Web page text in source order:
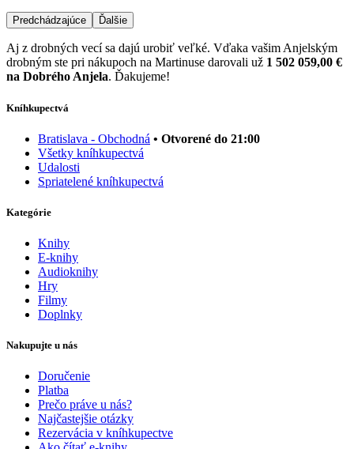
Predchádzajúce Ďalšie
Aj z drobných vecí sa dajú urobiť veľké. Vďaka vašim Anjelským
drobným ste pri nákupoch na Martinuse darovali už 1 502 059,00 €
na Dobrého Anjela. Ďakujeme!
Kníhkupectvá
Bratislava - Obchodná • Otvorené do 21:00
Všetky kníhkupectvá
Udalosti
Spriatelené kníhkupectvá
Kategórie
Knihy
E-knihy
Audioknihy
Hry
Filmy
Doplnky
Nakupujte u nás
Doručenie
Platba
Prečo práve u nás?
Najčastejšie otázky
Rezervácia v kníhkupectve